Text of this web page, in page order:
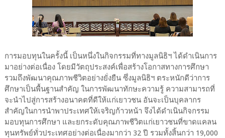
การมอบทุนในครั้งนี้ เป็นหนึ่งในกิจกรรมที่ทางมูลนิธิฯ ได้ดำเนินการ
มาอย่างต่อเนื่อง โดยมีวัตถุประสงค์เพื่อสร้างโอกาสทางการศึกษา
รวมถึงพัฒนาคุณภาพชีวิตอย่างยั่งยืน ซึ่งมูลนิธิฯ ตระหนักดีว่าการ
ศึกษาเป็นพื้นฐานสำคัญ ในการพัฒนาทักษะความรู้ ความสามารถที่
จะนำไปสู่การสร้างอนาคตที่ดีให้แก่เยาวชน อันจะเป็นบุคลากร
สำคัญในการนำพาประเทศให้เจริญก้าวหน้า จึงได้ดำเนินกิจกรรม
มอบทุนการศึกษา และยกระดับคุณภาพชีวิตแก่เยาวชนที่ขาดแคลน
ทุนทรัพย์ทั่วประเทศอย่างต่อเนื่องมากว่า 32 ปี รวมทั้งสิ้นกว่า 19,000